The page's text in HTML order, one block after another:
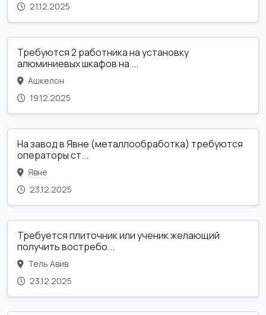
21.12.2025
Требуются 2 работника на установку
алюминиевых шкафов на ...
Ашкелон
19.12.2025
На завод в Явне (металлообработка) требуются
операторы ст...
Явне
23.12.2025
Требуется плиточник или ученик желающий
получить востребо...
Тель Авив
23.12.2025